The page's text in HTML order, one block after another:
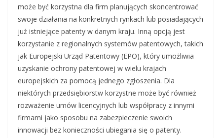
może być korzystna dla firm planujących skoncentrować
swoje działania na konkretnych rynkach lub posiadających
już istniejące patenty w danym kraju. Inną opcją jest
korzystanie z regionalnych systemów patentowych, takich
jak Europejski Urząd Patentowy (EPO), który umożliwia
uzyskanie ochrony patentowej w wielu krajach
europejskich za pomocą jednego zgłoszenia. Dla
niektórych przedsiębiorstw korzystne może być również
rozważenie umów licencyjnych lub współpracy z innymi
firmami jako sposobu na zabezpieczenie swoich
innowacji bez konieczności ubiegania się o patenty.